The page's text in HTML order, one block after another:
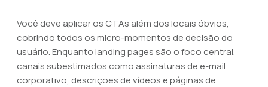
Você deve aplicar os CTAs além dos locais óbvios,
cobrindo todos os micro-momentos de decisão do
usuário. Enquanto landing pages são o foco central,
canais subestimados como assinaturas de e-mail
corporativo, descrições de vídeos e páginas de